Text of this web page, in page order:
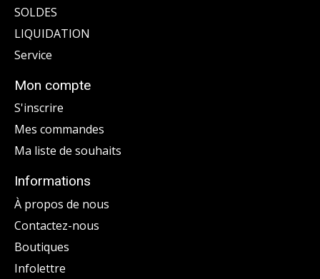
SOLDES
LIQUIDATION
Service
Mon compte
S'inscrire
Mes commandes
Ma liste de souhaits
Informations
À propos de nous
Contactez-nous
Boutiques
Infolettre